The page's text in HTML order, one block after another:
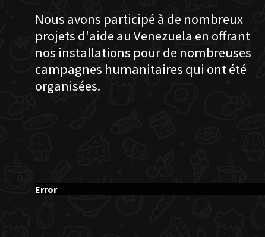
Nous avons participé à de nombreux
projets d'aide au Venezuela en offrant
nos installations pour de nombreuses
campagnes humanitaires qui ont été
organisées.
Error